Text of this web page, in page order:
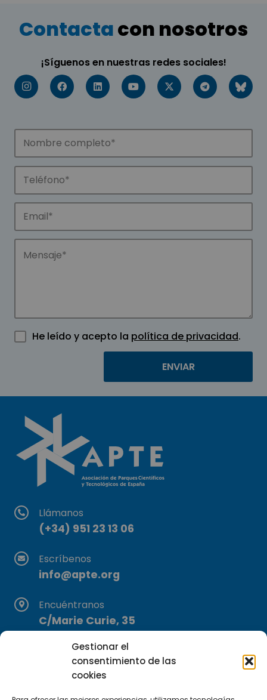
Gestionar el
consentimiento de las
cookies
Contactacon nosotros
¡Síguenos en nuestras redes sociales!
He leído y acepto la política de privacidad.
Llámanos
(+34) 951 23 13 06
Escríbenos
info@apte.org
Encuéntranos
C/Marie Curie, 35